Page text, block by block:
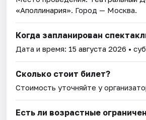
«Аполлинария». Город — Москва.
Когда запланирован
Дата и время: 15 августа 2026 •
Сколько стоит билет?
Стоимость уточняйте у
Есть ли возрастные